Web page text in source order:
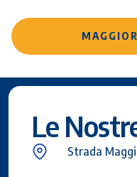
Le
Strada